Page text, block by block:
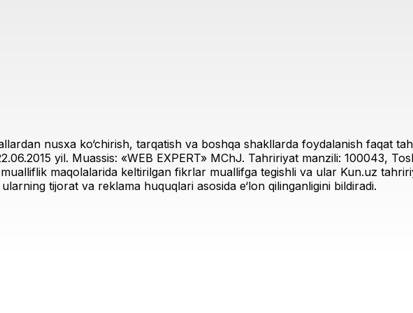
nusxa ko‘chirish, tarqatish va boshqa shakllarda foydalanish faqat
yil. Muassis: «WEB EXPERT» MChJ. Tahririyat manzili: 100043,
mualliflik maqolalarida keltirilgan fikrlar muallifga tegishli va ular Kun.uz
tijorat va reklama huquqlari asosida e‘lon qilinganligini bildiradi.